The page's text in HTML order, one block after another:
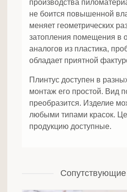
производства
не боится повышенной
меняет геометрических
затопления помещения в
аналогов из пластика,
обладает приятной
Плинтус доступен в
монтаж его простой. Вид
преобразится. Изделие
любыми типами красок.
продукцию доступные.